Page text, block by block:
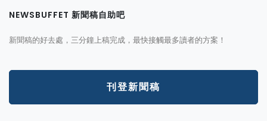
NEWSBUFFET 新聞稿自助吧
新聞稿的好去處，三分鐘上稿完成，最快接觸最多讀者的方案！
刊登新聞稿